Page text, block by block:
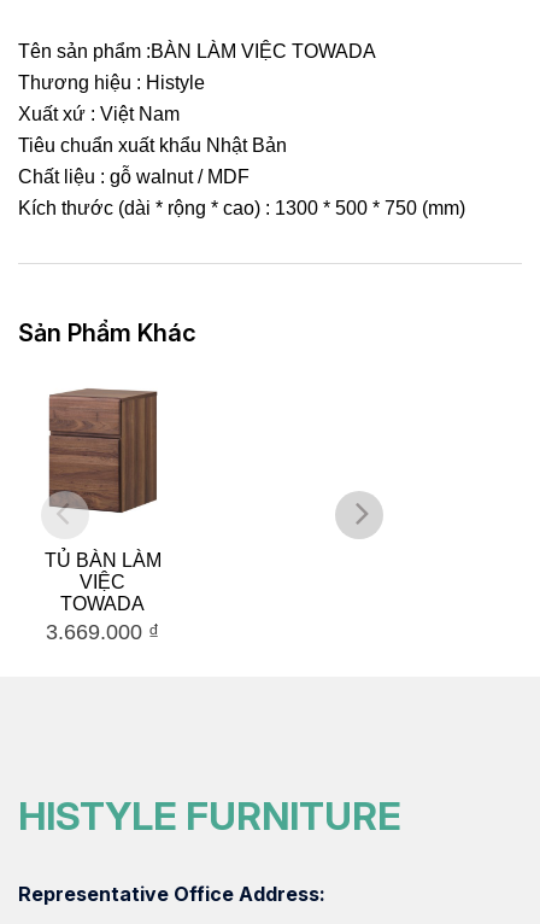
Tên sản phẩm :BÀN LÀM VIỆC TOWADA
Thương hiệu : Histyle
Xuất xứ : Việt Nam
Tiêu chuẩn xuất khẩu Nhật Bản
Chất liệu : gỗ walnut / MDF
Kích thước (dài * rộng * cao) : 1300 * 500 * 750 (mm)
Sản Phẩm Khác
TỦ BÀN LÀM
VIỆC
TOWADA
3.669.000 ₫
HISTYLE FURNITURE
Representative Office Address: